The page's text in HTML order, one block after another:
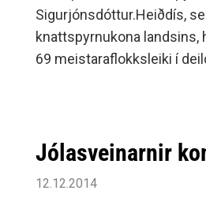
Sigurjónsdóttur.Heiðdís,
knattspyrnukona landsins,
69 meistaraflokksleiki í
Jólasveinarnir
12.12.2014